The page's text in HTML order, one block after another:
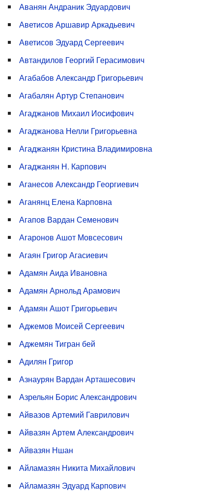
Аванян Андраник Эдуардович
Аветисов Аршавир Аркадьевич
Аветисов Эдуард Сергеевич
Автандилов Георгий Герасимович
Агабабов Александр Григорьевич
Агабалян Артур Степанович
Агаджанов Михаил Иосифович
Агаджанова Нелли Григорьевна
Агаджанян Кристина Владимировна
Агаджанян Н. Карпович
Аганесов Александр Георгиевич
Аганянц Елена Карповна
Агапов Вардан Семенович
Агаронов Ашот Мовсесович
Агаян Григор Агасиевич
Адамян Аида Ивановна
Адамян Арнольд Арамович
Адамян Ашот Григорьевич
Аджемов Моисей Сергеевич
Аджемян Тигран бей
Адилян Григор
Азнаурян Вардан Арташесович
Азрельян Борис Александрович
Айвазов Артемий Гаврилович
Айвазян Артем Александрович
Айвазян Ншан
Айламазян Никита Михайлович
Айламазян Эдуард Карпович